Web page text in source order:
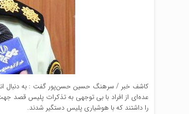
کاشف خبر / سرهنگ حسین حسن‌پور گفت : به دنبال
عده‌ای از افراد با بی توجهی به تذکرات پلیس قصد
را داشتند که با هوشیاری پلیس دستگیر شدند.